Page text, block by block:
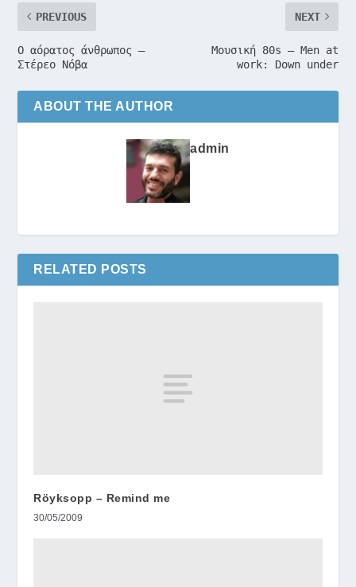
PREVIOUS
Ο αόρατος άνθρωπος –
Στέρεο Νόβα
NEXT
Μουσική 80s – Men at
work: Down under
ABOUT THE AUTHOR
admin
RELATED POSTS
Röyksopp – Remind me
30/05/2009